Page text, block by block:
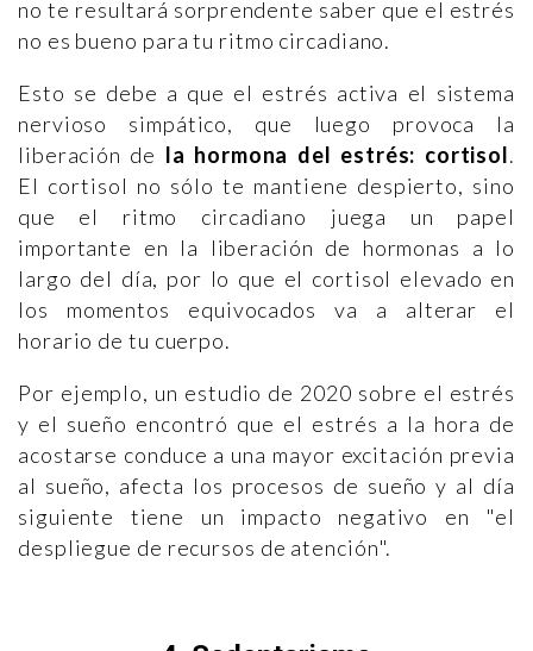
no te resultará sorprendente saber que el estrés
no es bueno para tu ritmo circadiano.
Esto se debe a que el estrés activa el sistema
nervioso simpático, que luego provoca la
liberación de la hormona del estrés: cortisol.
El cortisol no sólo te mantiene despierto, sino
que el ritmo circadiano juega un papel
importante en la liberación de hormonas a lo
largo del día, por lo que el cortisol elevado en
los momentos equivocados va a alterar el
horario de tu cuerpo.
Por ejemplo, un estudio de 2020 sobre el estrés
y el sueño encontró que el estrés a la hora de
acostarse conduce a una mayor excitación previa
al sueño, afecta los procesos de sueño y al día
siguiente tiene un impacto negativo en "el
despliegue de recursos de atención".